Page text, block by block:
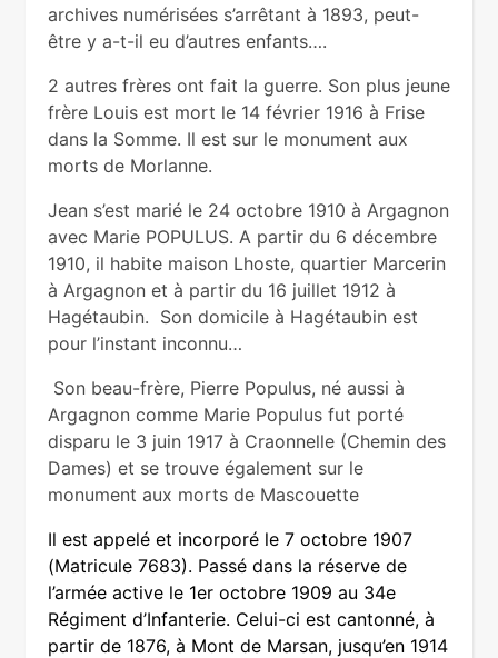
archives numérisées s’arrêtant à 1893, peut-
être y a-t-il eu d’autres enfants….
2 autres frères ont fait la guerre. Son plus jeune
frère Louis est mort le 14 février 1916 à Frise
dans la Somme. Il est sur le monument aux
morts de Morlanne.
Jean s’est marié le 24 octobre 1910 à Argagnon
avec Marie POPULUS. A partir du 6 décembre
1910, il habite maison Lhoste, quartier Marcerin
à Argagnon et à partir du 16 juillet 1912 à
Hagétaubin. Son domicile à Hagétaubin est
pour l’instant inconnu…
Son beau-frère, Pierre Populus, né aussi à
Argagnon comme Marie Populus fut porté
disparu le 3 juin 1917 à Craonnelle (Chemin des
Dames) et se trouve également sur le
monument aux morts de Mascouette
Il est appelé et incorporé le 7 octobre 1907
(Matricule 7683). Passé dans la réserve de
l’armée active le 1er octobre 1909 au 34e
Régiment d’Infanterie. Celui-ci est cantonné, à
partir de 1876, à Mont de Marsan, jusqu’en 1914